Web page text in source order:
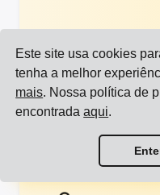
Este site usa cookies
tenha a melhor
mais. Nossa política de
encontradaaqui.
Todas as
transportepara
colegas de
transportadora
Ver todas as integrações
Ver todas as